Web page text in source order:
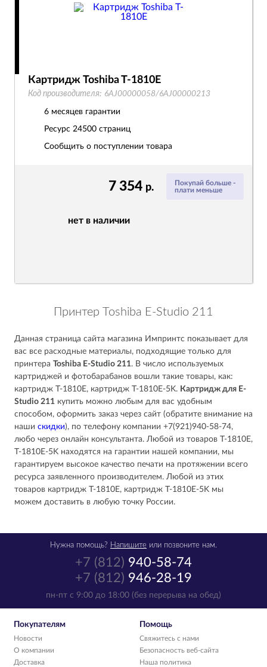
Покупай больше -
плати меньше
7 354 р.
нет в наличии
Картридж Toshiba T-1810E
Код производителя: 6AJ00000058/6AJ00000213
6 месяцев гарантии
Ресурс 24500 страниц
Сообщить о поступлении товара
Принтер Toshiba E-Studio 211
Данная страница сайта магазина Импринтс показывает для
вас все расходные материалы, подходящие только для
принтера Toshiba E-Studio 211. В число используемых
картриджей и фотобарабанов вошли такие товары, как:
картридж T-1810E, картридж T-1810E-5K. Картридж для E-
Studio 211 купить можно любым для вас удобным
способом, оформить заказ через сайт (обратите внимание на
наши скидки), по телефону компании +7(921)940-58-74,
любо через онлайн консультанта. Любой из товаров T-1810E,
T-1810E-5K находятся на гарантии нашей компании, мы
гарантируем высокое качество печати на протяжении всего
ресурса заявленного производителем. Любой из этих
товаров картридж T-1810E, картридж T-1810E-5K мы
можем доставить в любую точку России.
+7 (812) 940-58-74
+7 (812) 946-28-19
пн-пт с 9:00 до 18:00 (без перерыва на обед)
Нужна помощь? Напишите или позвоните нам.
Покупателям
Новости
О компании
Доставка
Помощь
Свяжитесь с нами
Безопасность веб-сайта
Наша политика